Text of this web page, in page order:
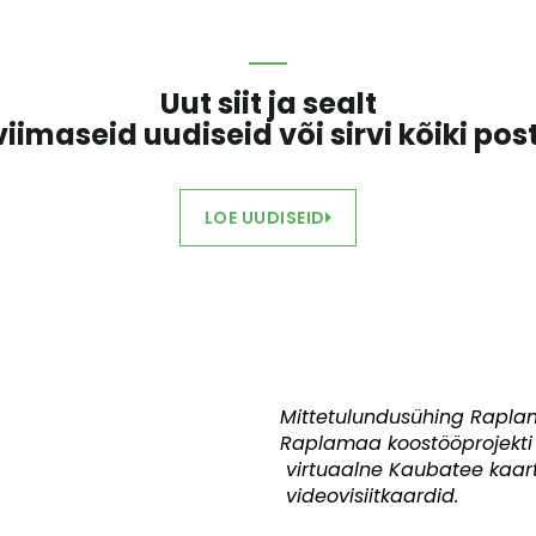
Uut siit ja sealt
uudiseid või sirvi kõiki
LOE UUDISEID
Mittetulundusühing
Raplamaa
virtuaalne Kaubatee
videovisiitkaardid.